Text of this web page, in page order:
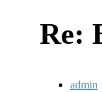
Re:
admin